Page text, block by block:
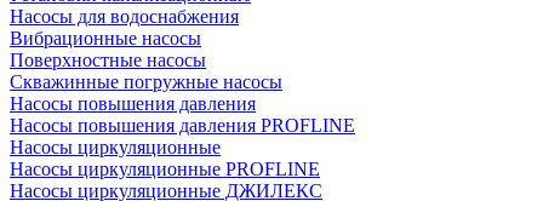
Насосы для водоснабжения
Вибрационные насосы
Поверхностные насосы
Скважинные погружные насосы
Насосы повышения давления
Насосы повышения давления PROFLINE
Насосы циркуляционные
Насосы циркуляционные PROFLINE
Насосы циркуляционные ДЖИЛЕКС